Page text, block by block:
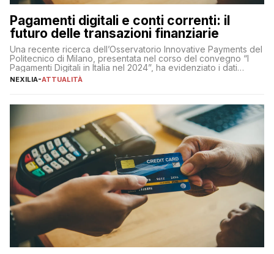
Pagamenti digitali e conti correnti: il
futuro delle transazioni finanziarie
Una recente ricerca dell’Osservatorio Innovative Payments del
Politecnico di Milano, presentata nel corso del convegno “I
Pagamenti Digitali in Italia nel 2024”, ha evidenziato i dati
definitivi del primo semestre 2024 relativamente alle
NEXILIA-ATTUALITÀ